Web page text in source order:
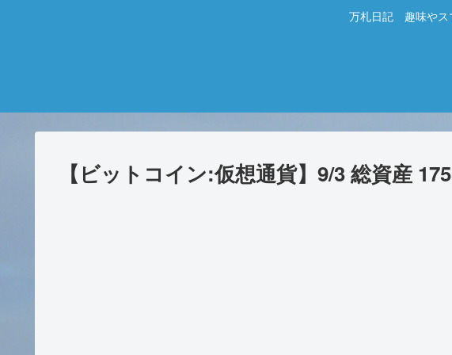
万札日記 趣味やス
【ビットコイン:仮想通貨】9/3 総資産